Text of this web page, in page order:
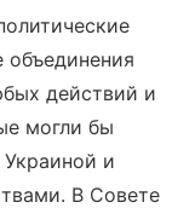
действий и
могли бы
и
В Совете